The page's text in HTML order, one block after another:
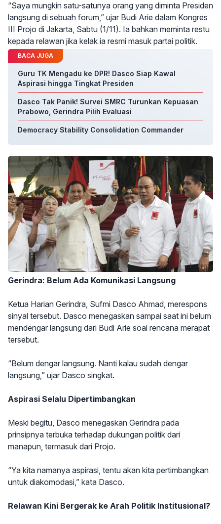
“Saya mungkin satu-satunya orang yang diminta Presiden
langsung di sebuah forum,” ujar Budi Arie dalam Kongres
III Projo di Jakarta, Sabtu (1/11). Ia bahkan meminta restu
kepada relawan jika kelak ia resmi masuk partai politik.
BACA JUGA
Guru TK Mengadu ke DPR! Dasco Siap Kawal
Aspirasi hingga Tingkat Presiden
Dasco Tak Panik! Survei SMRC Turunkan Kepuasan
Prabowo, Gerindra Pilih Evaluasi
Democracy Stability Consolidation Commander
Gerindra: Belum Ada Komunikasi Langsung
Ketua Harian Gerindra, Sufmi Dasco Ahmad, merespons
sinyal tersebut. Dasco menegaskan sampai saat ini belum
mendengar langsung dari Budi Arie soal rencana merapat
tersebut.
“Belum dengar langsung. Nanti kalau sudah dengar
langsung,” ujar Dasco singkat.
Aspirasi Selalu Dipertimbangkan
Meski begitu, Dasco menegaskan Gerindra pada
prinsipnya terbuka terhadap dukungan politik dari
manapun, termasuk dari Projo.
“Ya kita namanya aspirasi, tentu akan kita pertimbangkan
untuk diakomodasi,” kata Dasco.
Relawan Kini Bergerak ke Arah Politik Institusional?